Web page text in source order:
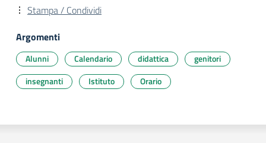
Stampa / Condividi
Argomenti
Alunni Calendario didattica
genitori
insegnanti
Istituto Orario